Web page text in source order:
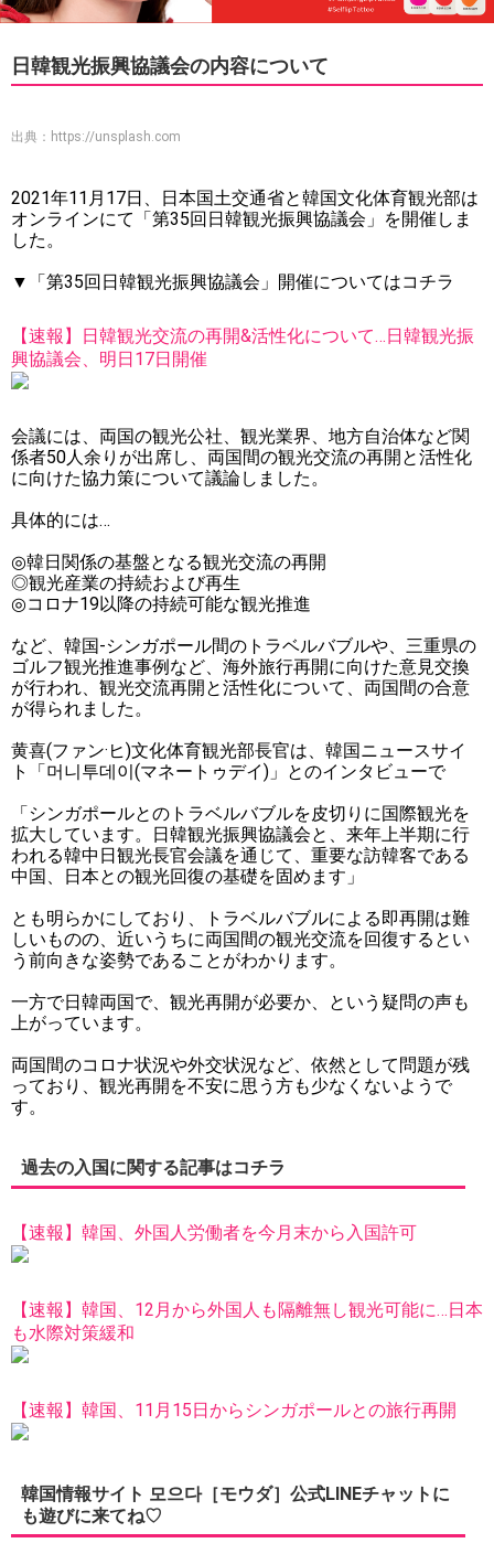
日韓観光振興協議会の内容について
出典： https://unsplash.com
2021年11月17日、日本国土交通省と韓国文化体育観光部は
オンラインにて「第35回日韓観光振興協議会」を開催しま
した。
▼「第35回日韓観光振興協議会」開催についてはコチラ
【速報】日韓観光交流の再開&活性化について…日韓観光振
興協議会、明日17日開催
会議には、両国の観光公社、観光業界、地方自治体など関
係者50人余りが出席し、両国間の観光交流の再開と活性化
に向けた協力策について議論しました。
具体的には…
◎韓日関係の基盤となる観光交流の再開
◎観光産業の持続および再生
◎コロナ19以降の持続可能な観光推進
など、韓国-シンガポール間のトラベルバブルや、三重県の
ゴルフ観光推進事例など、海外旅行再開に向けた意見交換
が行われ、観光交流再開と活性化について、両国間の合意
が得られました。
黄喜(ファン·ヒ)文化体育観光部長官は、韓国ニュースサイ
ト「머니투데이(マネートゥデイ)」とのインタビューで
「シンガポールとのトラベルバブルを皮切りに国際観光を
拡大しています。日韓観光振興協議会と、来年上半期に行
われる韓中日観光長官会議を通じて、重要な訪韓客である
中国、日本との観光回復の基礎を固めます」
とも明らかにしており、トラベルバブルによる即再開は難
しいものの、近いうちに両国間の観光交流を回復するとい
う前向きな姿勢であることがわかります。
一方で日韓両国で、観光再開が必要か、という疑問の声も
上がっています。
両国間のコロナ状況や外交状況など、依然として問題が残
っており、観光再開を不安に思う方も少なくないようで
す。
過去の入国に関する記事はコチラ
【速報】韓国、外国人労働者を今月末から入国許可
【速報】韓国、12月から外国人も隔離無し観光可能に…日本
も水際対策緩和
【速報】韓国、11月15日からシンガポールとの旅行再開
韓国情報サイト 모으다［モウダ］公式LINEチャットに
も遊びに来てね♡